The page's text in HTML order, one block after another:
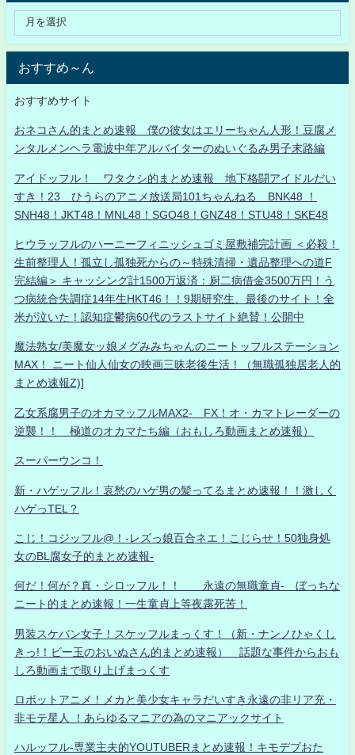
おすすめ～ん
おすすめサイト
おネコさん的まとめ速報 僕の彼女はエリーちゃん人形！豆腐メ
ンタルメンヘラ電波中年アルバイターのぬいぐるみ男子末路編
アイドッフル！ ワタクシ的まとめ速報 地下格闘アイドルだい
すき！23 ひうらのアニメ放送局101ちゃんねる BNK48 ！
SNH48！JKT48！MNL48！SGO48！GNZ48！STU48！SKE48
ヒウラッフルのハーニーフィニッシュゴミ屋敷補完計画 ＜必殺！
生前整理人！孤立し孤独死からの～特殊清掃・遺品整理への道F
完結編＞ キャッシング計1500万返済：厨二病借金3500万円！う
つ病統合失調症14年生HKT46！！9期研究生、最後のサイト！全
米が泣いた！認知症鬱病60代のラストサイト絶賛！公開中
魔法熟女/美魔女ッ娘メグみみちゃんのニートッフルステーション
MAX！ ニート仙人仙女の映画三昧老後生活！（無職孤独居老人的
まとめ速報Z)]
乙女系腐男子のオカマッフルMAX2- FX！オ・カマトレーダーの
逆襲！！ 極道のオカマたち編（おもしろ動画まとめ速報）
スーパーウンコ！
新・ハゲッフル！哀愁のハゲ男の髪ってるまとめ速報！！激しく
ハゲっTEL？
こじ！コジッフル@！-レズっ娘百合ネエ！こじらせ！50独身処
女のBL腐女子的まとめ速報-
何だ！何が？真・シロッフル！！ 永遠の無職童貞- ぼっちな
ニート的まとめ速報！一生童貞上等夜露死苦！
男装スケバン女子！スケッフルまっくす！（新・ナンノひゃくし
きっ!！ビー玉のおいぬさん的まとめ速報） 話題な事件からおも
しろ動画まで取り上げまっくす
ロボットアニメ！メカと美少女キャラだいすき永遠の非リア充・
非モテ星人 ！あらゆるマニアの為のマニアックサイト
ハルッフル-専業主夫的YOUTUBERまとめ速報！キモデブおた